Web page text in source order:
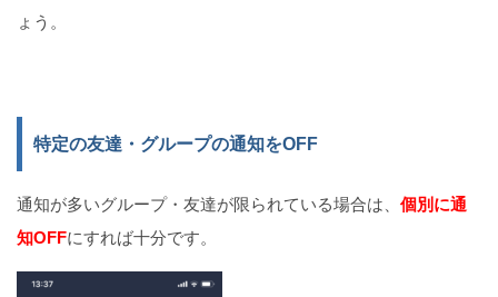
ょう。
特定の友達・グループの通知をOFF
通知が多いグループ・友達が限られている場合は、 個別に通
知OFFにすれば十分です。